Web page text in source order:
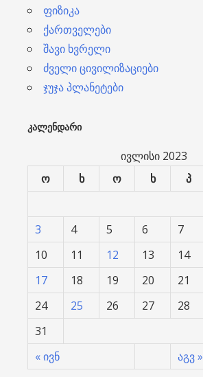
ფიზიკა
ქართველები
შავი ხვრელი
ძველი ცივილიზაციები
ჯუჯა პლანეტები
ᲙᲐᲚᲔᲜᲓᲐᲠᲘ
ივლისი 2023
ო
ხ ო ხ პ
« ივნ აგვ »
3
4 5 6 7
10
11 12 13 14
17
18 19 20 21
24
25 26 27 28
31